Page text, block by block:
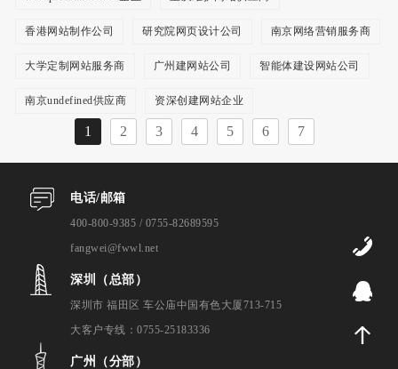
香港网站制作公司 研究院网页设计公司 南京网络营销服务商
大学定制网站服务商 广州建网站公司 智能体建设网站公司
南京undefined供应商 资深创建网站企业
1 2 3 4 5 6 7
电话/邮箱
400-800-9385 / 0755-82689595
fangwei@fwwl.net
深圳（总部）
深圳市 福田区 车公庙中国有色大厦713-715
大客户专线：0755-25183336
广州（分部）